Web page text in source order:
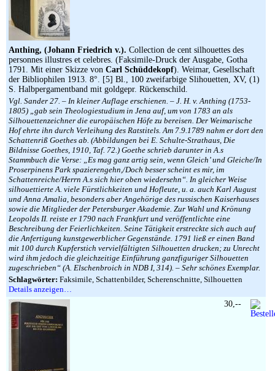
Anthing, (Johann Friedrich v.). Collection de cent silhouettes des
personnes illustres et celebres. (Faksimile-Druck der Ausgabe, Gotha
1791. Mit einer Skizze von Carl Schüddekopf). Weimar, Gesellschaft
der Bibliophilen 1913. 8°. [5] Bl., 100 zweifarbige Slihouetten, XV, (1)
S. Halbpergamentband mit goldgepr. Rückenschild.
Vgl. Sander 27. – In kleiner Auflage erschienen. – J. H. v. Anthing (1753-
1805) „gab sein Theologiestudium in Jena auf, um von 1783 an als
Silhouettenzeichner die europäischen Höfe zu bereisen. Der Weimarische
Hof ehrte ihn durch Verleihung des Ratstitels. Am 7.9.1789 nahm er dort den
Schattenriß Goethes ab. (Abbildungen bei E. Schulte-Strathaus, Die
Bildnisse Goethes, 1910, Taf. 72.) Goethe schrieb darunter in A.s
Stammbuch die Verse: „Es mag ganz artig sein, wenn Gleich’ und Gleiche/In
Proserpinens Park spazierengehn,/Doch besser scheint es mir, im
Schattenreiche/Herrn A.s sich hier oben wiedersehn“. In gleicher Weise
silhouettierte A. viele Fürstlichkeiten und Hofleute, u. a. auch Karl August
und Anna Amalia, besonders aber Angehörige des russischen Kaiserhauses
sowie die Mitglieder der Petersburger Akademie. Zur Wahl und Krönung
Leopolds II. reiste er 1790 nach Frankfurt und veröffentlichte eine
Beschreibung der Feierlichkeiten. Seine Tätigkeit erstreckte sich auch auf
die Anfertigung kunstgewerblicher Gegenstände. 1791 ließ er einen Band
mit 100 durch Kupferstich vervielfältigten Silhouetten drucken; zu Unrecht
wird ihm jedoch die gleichzeitige Einführung ganzfiguriger Silhouetten
zugeschrieben“ (A. Elschenbroich in NDB I, 314). – Sehr schönes Exemplar.
Schlagwörter: Faksimile, Schattenbilder, Scherenschnitte, Silhouetten
Details anzeigen…
30,--